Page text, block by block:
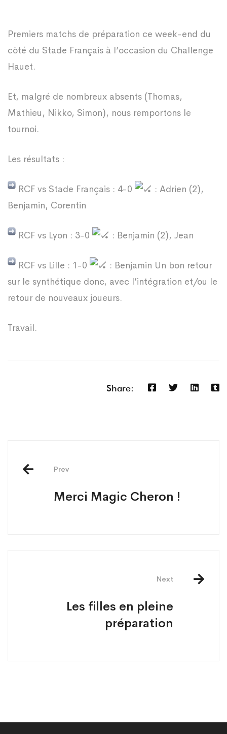
Premiers matchs de préparation ce week-end du
côté du Stade Français à l’occasion du Challenge
Hauet.
Et, malgré de nombreux absents (Thomas,
Mathieu, Nikko, Simon), nous remportons le
tournoi.
Les résultats :
RCF vs Stade Français : 4-0
: Adrien (2),
Benjamin, Corentin
RCF vs Lyon : 3-0 : Benjamin (2), Jean
RCF vs Lille : 1-0
: Benjamin Un bon retour
sur le synthétique donc, avec l’intégration et/ou le
retour de nouveaux joueurs.
Travail.
Share:
navigation
Prev
Merci Magic Cheron !
Next
Les filles en pleine
préparation